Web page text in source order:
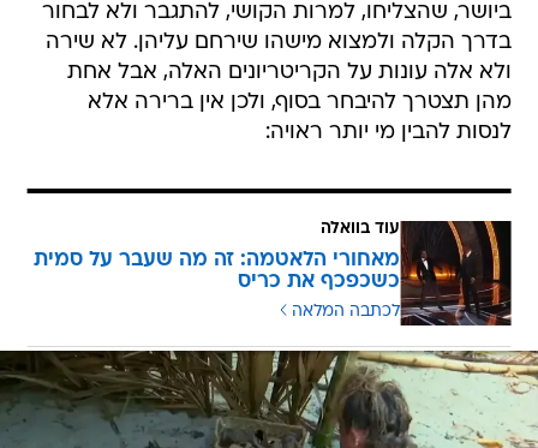
ביושר, שהצליחו, למרות הקושי, להתגבר ולא לבחור
בדרך הקלה ולמצוא מישהו שירחם עליהן. לא שירה
ולא אלה עונות על הקריטריונים האלה, אבל אחת
מהן תצטרך להיבחר בסוף, ולכן אין ברירה אלא
לנסות להבין מי יותר ראויה:
עוד בוואלה
מאחורי הלאטמה: זה מה שעבר על סמית
כשכפכף את כריס
לכתבה המלאה